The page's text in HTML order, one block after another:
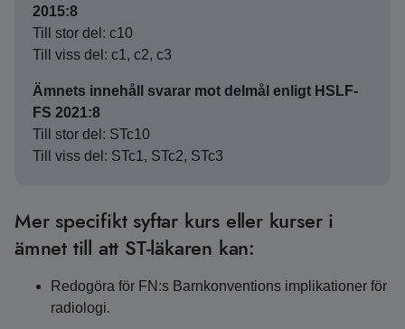
2015:8
Till stor del: c10
Till viss del: c1, c2, c3
Ämnets innehåll svarar mot delmål enligt HSLF-
FS 2021:8
Till stor del: STc10
Till viss del: STc1, STc2, STc3
Mer specifikt syftar kurs eller kurser i
ämnet till att ST-läkaren kan:
Redogöra för FN:s Barnkonventions implikationer för
radiologi.